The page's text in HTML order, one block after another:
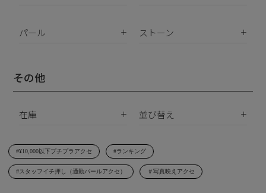
イヤリング
ネックレス
リング
イニシャル
K10
サージカルステンレス
パール
南洋真珠
シェルパール
ストーン
ジルコニア
その他
在庫
在庫あり
受注生産
並び替え
価格が安い順
価格が高い順
#¥10,000以下プチプラアクセ #ランキング
#スタッフイチ押し（通勤パールアクセ） ＃写真映えアクセ